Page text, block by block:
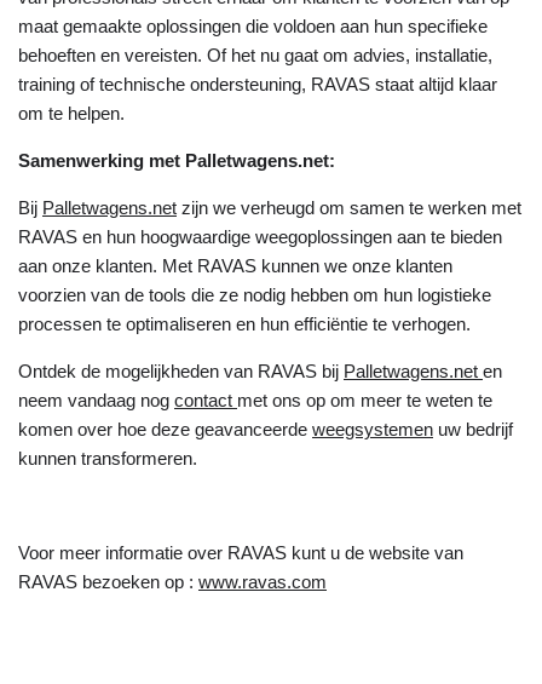
maat gemaakte oplossingen die voldoen aan hun specifieke
behoeften en vereisten. Of het nu gaat om advies, installatie,
training of technische ondersteuning, RAVAS staat altijd klaar
om te helpen.
Samenwerking met Palletwagens.net:
Bij Palletwagens.net zijn we verheugd om samen te werken met
RAVAS en hun hoogwaardige weegoplossingen aan te bieden
aan onze klanten. Met RAVAS kunnen we onze klanten
voorzien van de tools die ze nodig hebben om hun logistieke
processen te optimaliseren en hun efficiëntie te verhogen.
Ontdek de mogelijkheden van RAVAS bij Palletwagens.net en
neem vandaag nog contact met ons op om meer te weten te
komen over hoe deze geavanceerde weegsystemen uw bedrijf
kunnen transformeren.
Voor meer informatie over RAVAS kunt u de website van
RAVAS bezoeken op : www.ravas.com